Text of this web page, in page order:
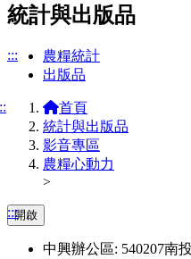
統計與出版品
:::
農糧統計
出版品
首頁
統計與出版品
影音專區
農糧心動力
>
:::開啟
中興辦公區: 540207南